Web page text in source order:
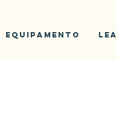
Equipamento